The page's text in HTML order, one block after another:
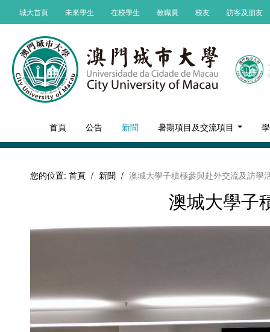
城大首頁 未來學生 在校學生 教職員 校友 訪客及朋友
首頁 公告 新聞 暑期項目及交流項目
您的位置: 首頁 / 新聞 / 澳城大學子積極參與赴外交流及訪學
澳城大學子